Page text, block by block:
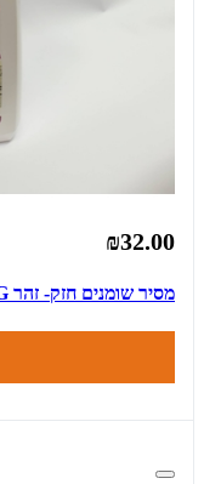
₪32.00
מסיר שומנים חזק- זהר G- זהר דליה